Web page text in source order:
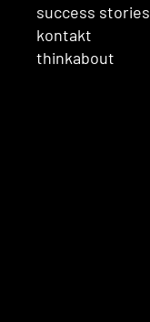
success stories
kontakt
thinkabout